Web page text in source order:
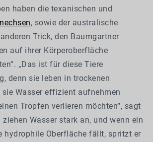
haben die texanischen und
, sowie der australische
Trick, den Baumgartner
auf ihrer Körperoberfläche
„Das ist für diese Tiere
denn sie leben in trockenen
sie Wasser effizient aufnehmen
Tropfen verlieren möchten“, sagt
ziehen Wasser stark an, und wenn ein
hydrophile Oberfläche fällt, spritzt er